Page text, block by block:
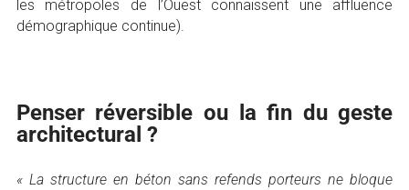
les métropoles de l’Ouest connaissent une affluence
démographique continue).
Penser réversible ou la fin du geste
architectural ?
« La structure en béton sans refends porteurs ne bloque